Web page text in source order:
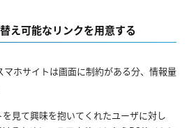
え可能なリンクを用意する
マホサイトは画面に制約がある分、情報量
見て興味を抱いてくれたユーザに対し